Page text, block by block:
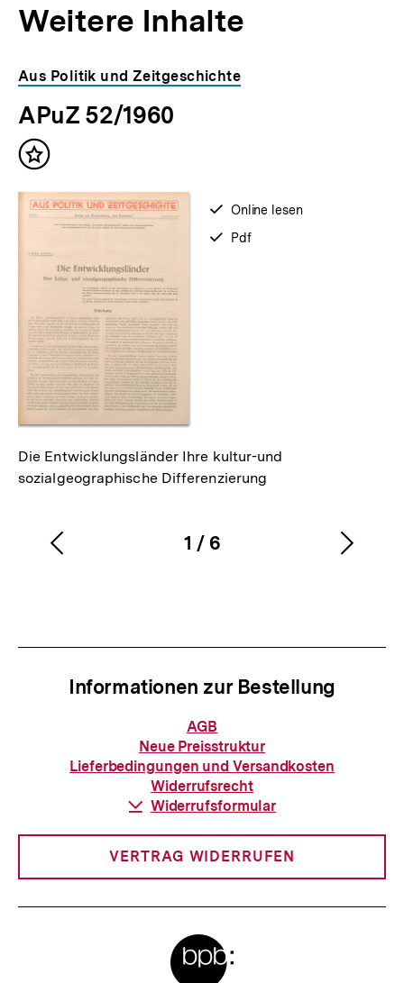
Weitere Inhalte
Inhaltskarousell
für
weitere
Inhalte
Inhaltskarussell
überspringen
Aus Politik und Zeitgeschichte
APuZ 52/1960
Inhalt
verfügbar
Online lesen
verfügbar
Pdf
Die Entwicklungsländer Ihre kultur-und
sozialgeographische Differenzierung
Karussellinhalt
1
von
/ 6
Vorherigen
Informationen zur Bestellung
Informationen
zur
Bestellung
AGB
Neue Preisstruktur
Lieferbedingungen und Versandkosten
Widerrufsrecht
Download-
Widerrufsformular
VERTRAG WIDERRUFEN